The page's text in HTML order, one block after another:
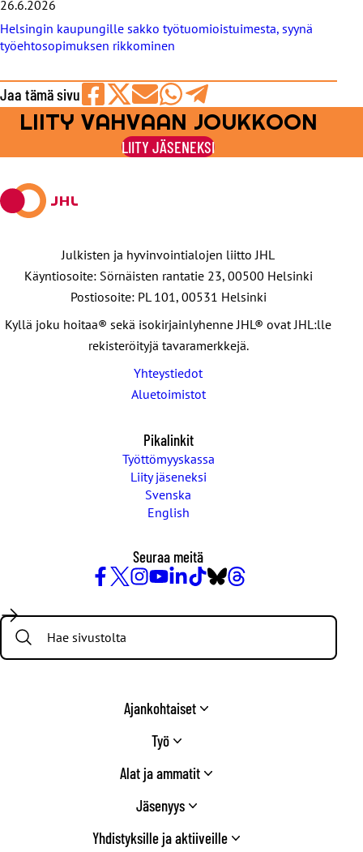
26.6.2026
Helsingin kaupungille sakko työtuomioistuimesta, syynä
työehtosopimuksen rikkominen
Jaa tämä sivu
Jaa
Facebookissa
Jaa
viestipalvelu
X:ssä
Jaa
sähköpostilla
Jaa
WhatsAppilla
Jaa
Telegramilla
LIITY VAHVAAN JOUKKOON
LIITY JÄSENEKSI
Julkisten ja hyvinvointialojen liitto JHL
Käyntiosoite: Sörnäisten rantatie 23, 00500 Helsinki
Postiosoite: PL 101, 00531 Helsinki
Kyllä joku hoitaa® sekä isokirjainlyhenne JHL® ovat JHL:lle
rekisteröityjä tavaramerkkejä.
Yhteystiedot
Aluetoimistot
Pikalinkit
Työttömyyskassa
Liity jäseneksi
Svenska
English
Seuraa meitä
/
Twitter
Search:
Ajankohtaiset
Työ
Alat ja ammatit
Jäsenyys
Yhdistyksille ja aktiiveille